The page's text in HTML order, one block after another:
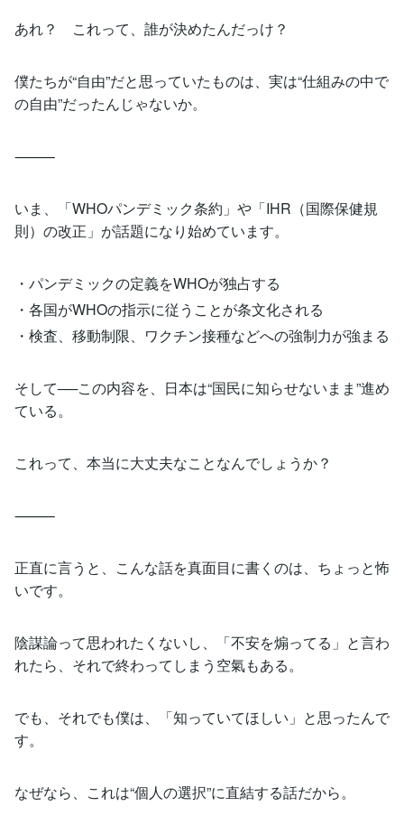
あれ？ これって、誰が決めたんだっけ？
僕たちが“自由”だと思っていたものは、実は“仕組みの中で
の自由”だったんじゃないか。
⸻
いま、「WHOパンデミック条約」や「IHR（国際保健規
則）の改正」が話題になり始めています。
・パンデミックの定義をWHOが独占する
・各国がWHOの指示に従うことが条文化される
・検査、移動制限、ワクチン接種などへの強制力が強まる
そして──この内容を、日本は“国民に知らせないまま”進め
ている。
これって、本当に大丈夫なことなんでしょうか？
⸻
正直に言うと、こんな話を真面目に書くのは、ちょっと怖
いです。
陰謀論って思われたくないし、「不安を煽ってる」と言わ
れたら、それで終わってしまう空氣もある。
でも、それでも僕は、「知っていてほしい」と思ったんで
す。
なぜなら、これは“個人の選択”に直結する話だから。